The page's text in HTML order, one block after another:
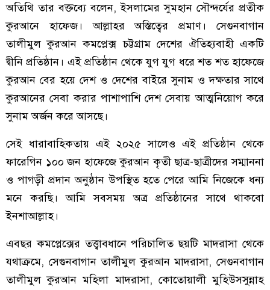
অতিথি তার বক্তব্যে বলেন, ইসলামের সুমহান সৌন্দর্যের প্রতীক
কুরআনে হাফেজ। আল্লাহর অস্তিত্বের প্রমাণ। সেগুনবাগান
তালীমুল কুরআন কমপ্লেক্স চট্টগ্রাম দেশের ঐতিহ্যবাহী একটি
দ্বীনি প্রতিষ্ঠান। এই প্রতিষ্ঠান থেকে যুগ যুগ ধরে শত শত হাফেজে
কুরআন বের হয়ে দেশ ও দেশের বাইরে সুনাম ও দক্ষতার সাথে
কুরআনের সেবা করার পাশাপাশি দেশ সেবায় আত্মনিয়োগ করে
সুনাম অর্জন করে আসছে।
সেই ধারাবাহিকতায় এই ২০২৫ সালেও এই প্রতিষ্ঠান থেকে
ফারেগিন ১০০ জন হাফেজে কুরআন কৃতী ছাত্র-ছাত্রীদের সম্মাননা
ও পাগড়ী প্রদান অনুষ্ঠান উপস্থিত হতে পেরে আমি নিজেকে ধন্য
মনে করছি। আমি সবসময় অত্র প্রতিষ্ঠানের সাথে থাকবো
ইনশাআল্লাহ।
এবছর কমপ্লেক্সের তত্ত্বাবধানে পরিচালিত ছয়টি মাদরাসা থেকে
যথাক্রমে, সেগুনবাগান তালীমুল কুরআন মাদরাসা, সেগুনবাগান
তালীমুল কুরআন মহিলা মাদরাসা, কোতোয়ালী মুহিউসসুন্নাহ